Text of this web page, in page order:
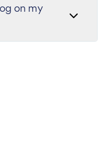
on my